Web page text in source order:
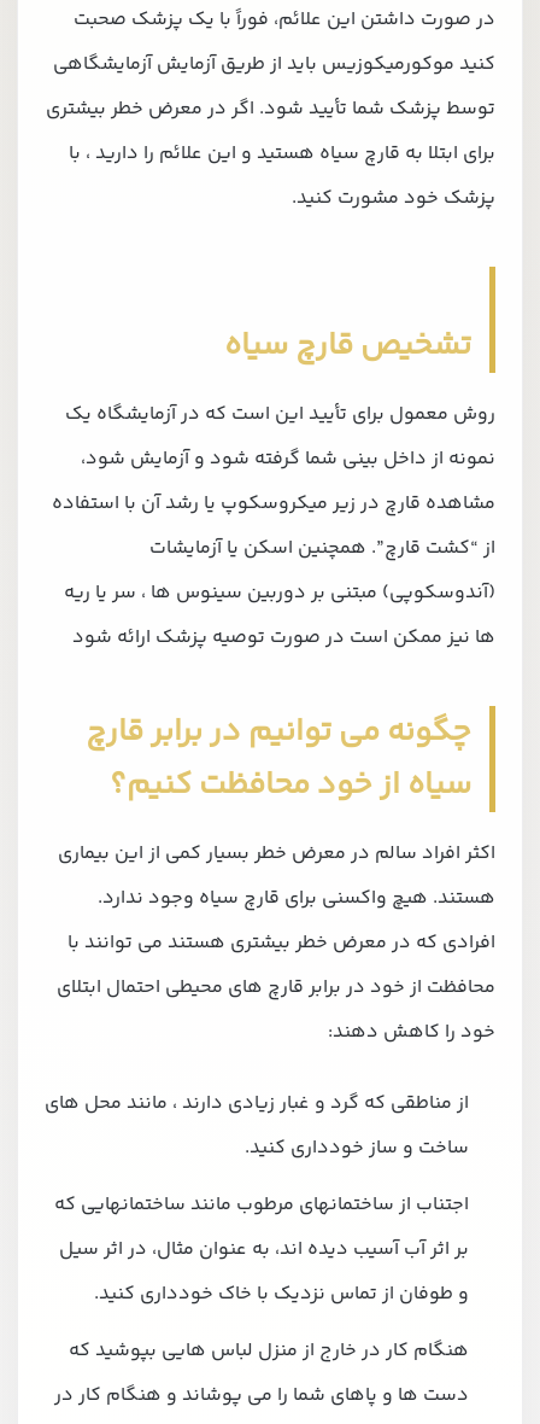
در صورت داشتن این علائم، فوراً با یک پزشک صحبت
کنید موکورمیکوزیس باید از طریق آزمایش آزمایشگاهی
توسط پزشک شما تأیید شود. اگر در معرض خطر بیشتری
برای ابتلا به قارچ سیاه هستید و این علائم را دارید ، با
پزشک خود مشورت کنید.
تشخیص قارچ سیاه
روش معمول برای تأیید این است که در آزمایشگاه یک
نمونه از داخل بینی شما گرفته شود و آزمایش شود،
مشاهده قارچ در زیر میکروسکوپ یا رشد آن با استفاده
از “کشت قارچ”. همچنین اسکن یا آزمایشات
(آندوسکوپی) مبتنی بر دوربین سینوس ها ، سر یا ریه
ها نیز ممکن است در صورت توصیه پزشک ارائه شود
چگونه می توانیم در برابر قارچ
سیاه از خود محافظت کنیم؟
اکثر افراد سالم در معرض خطر بسیار کمی از این بیماری
هستند. هیچ واکسنی برای قارچ سیاه وجود ندارد.
افرادی که در معرض خطر بیشتری هستند می توانند با
محافظت از خود در برابر قارچ های محیطی احتمال ابتلای
خود را کاهش دهند:
از مناطقی که گرد و غبار زیادی دارند ، مانند محل های
ساخت و ساز خودداری کنید.
اجتناب از ساختمانهای مرطوب مانند ساختمانهایی که
بر اثر آب آسیب دیده اند، به عنوان مثال، در اثر سیل
و طوفان از تماس نزدیک با خاک خودداری کنید.
هنگام کار در خارج از منزل لباس هایی بپوشید که
دست ها و پاهای شما را می پوشاند و هنگام کار در